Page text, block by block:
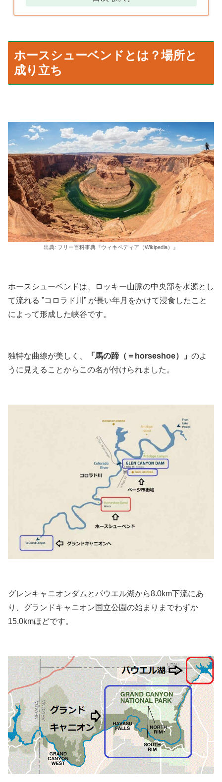
ホースシューベンドとは？場所と
成り立ち
出典: フリー百科事典『ウィキペディア（Wikipedia）』
ホースシューベンドは、ロッキー山脈の中央部を水源とし
て流れる ”コロラド川” が長い年月をかけて浸食したこと
によって形成した峡谷です。
独特な曲線が美しく、 「馬の蹄（＝horseshoe）」 のよ
うに見えることからこの名が付けられました。
グレンキャニオンダムとパウエル湖から8.0km下流にあ
り、グランドキャニオン国立公園の始まりまでわずか
15.0kmほどです。